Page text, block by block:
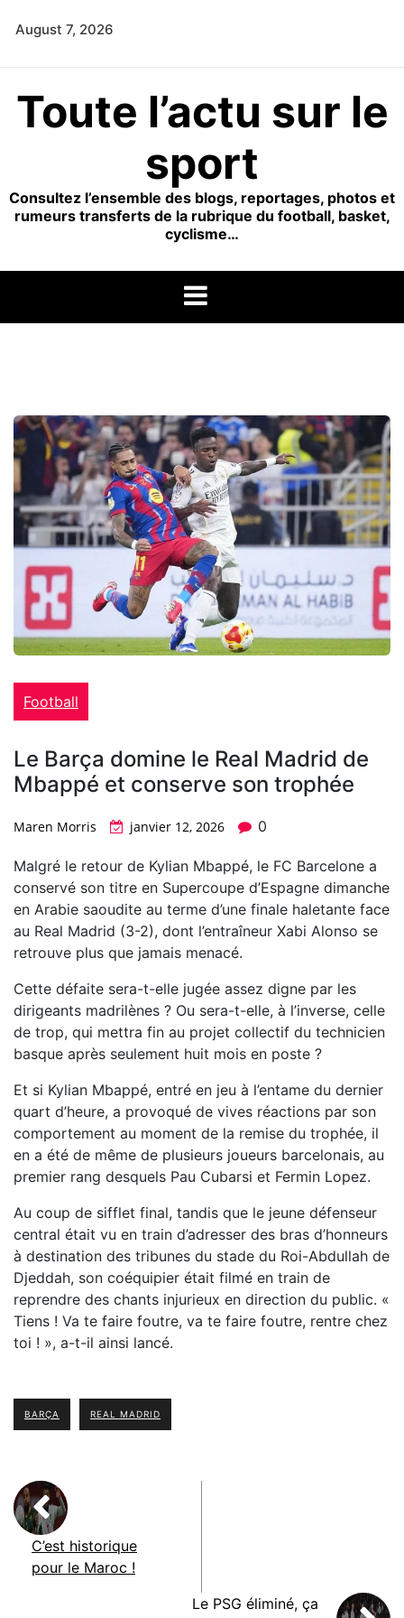
August 7, 2026
Toute l’actu sur le
sport
Consultez l’ensemble des blogs, reportages, photos et
rumeurs transferts de la rubrique du football, basket,
cyclisme…
Football
Le Barça domine le Real Madrid de
Mbappé et conserve son trophée
Maren Morris janvier 12, 2026 0
Malgré le retour de Kylian Mbappé, le FC Barcelone a
conservé son titre en Supercoupe d’Espagne dimanche
en Arabie saoudite au terme d’une finale haletante face
au Real Madrid (3-2), dont l’entraîneur Xabi Alonso se
retrouve plus que jamais menacé.
Cette défaite sera-t-elle jugée assez digne par les
dirigeants madrilènes ? Ou sera-t-elle, à l’inverse, celle
de trop, qui mettra fin au projet collectif du technicien
basque après seulement huit mois en poste ?
Et si Kylian Mbappé, entré en jeu à l’entame du dernier
quart d’heure, a provoqué de vives réactions par son
comportement au moment de la remise du trophée, il
en a été de même de plusieurs joueurs barcelonais, au
premier rang desquels Pau Cubarsi et Fermin Lopez.
Au coup de sifflet final, tandis que le jeune défenseur
central était vu en train d’adresser des bras d’honneurs
à destination des tribunes du stade du Roi-Abdullah de
Djeddah, son coéquipier était filmé en train de
reprendre des chants injurieux en direction du public. «
Tiens ! Va te faire foutre, va te faire foutre, rentre chez
toi ! », a-t-il ainsi lancé.
BARÇA REAL MADRID
C’est historique
pour le Maroc !
Le PSG éliminé, ça